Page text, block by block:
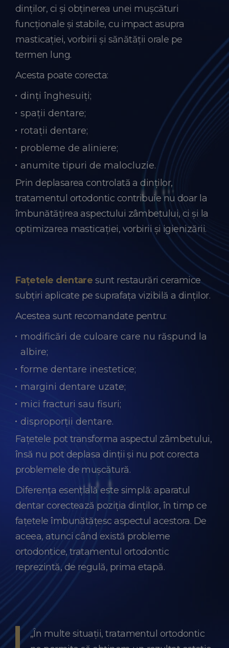
dinților, ci și obținerea unei mușcături
funcționale și stabile, cu impact asupra
masticației, vorbirii și sănătății orale pe
termen lung.
Acesta poate corecta:
dinți înghesuiți;
spații dentare;
rotații dentare;
probleme de aliniere;
anumite tipuri de malocluzie.
Prin deplasarea controlată a dinților,
tratamentul ortodontic contribuie nu doar la
îmbunătățirea aspectului zâmbetului, ci și la
optimizarea masticației, vorbirii și igienizării.
Fațetele dentare sunt restaurări ceramice
subțiri aplicate pe suprafața vizibilă a dinților.
Acestea sunt recomandate pentru:
modificări de culoare care nu răspund la
albire;
forme dentare inestetice;
margini dentare uzate;
mici fracturi sau fisuri;
disproporții dentare.
Fațetele pot transforma aspectul zâmbetului,
însă nu pot deplasa dinții și nu pot corecta
problemele de mușcătură.
Diferența esențială este simplă: aparatul
dentar corectează poziția dinților, în timp ce
fațetele îmbunătățesc aspectul acestora. De
aceea, atunci când există probleme
ortodontice, tratamentul ortodontic
reprezintă, de regulă, prima etapă.
„În multe situații, tratamentul ortodontic